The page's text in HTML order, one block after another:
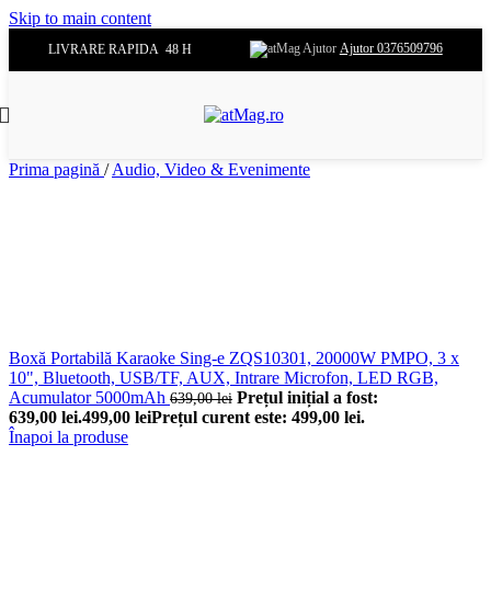
Skip to main content
LIVRARE RAPIDA 48 H Ajutor 0376509796
Prima pagină / Audio, Video & Evenimente
Boxă Portabilă Karaoke Sing-e ZQS10301, 20000W PMPO, 3 x
10", Bluetooth, USB/TF, AUX, Intrare Microfon, LED RGB,
Acumulator 5000mAh 639,00lei Prețul inițial a fost:
639,00 lei.499,00 leiPrețul curent este: 499,00 lei.
Înapoi la produse